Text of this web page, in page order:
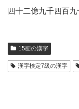
四十二億九千四百
15画の漢字
漢字検定7級の漢字